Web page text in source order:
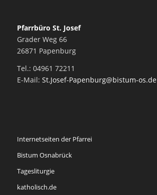
Pfarrbüro St. Josef
Grader Weg 66
26871 Papenburg
Tel.: 04961 72211
E-Mail: St.Josef-Papenburg@bistum-os.de
Internetseiten der Pfarrei
Bistum Osnabrück
Tagesliturgie
katholisch.de